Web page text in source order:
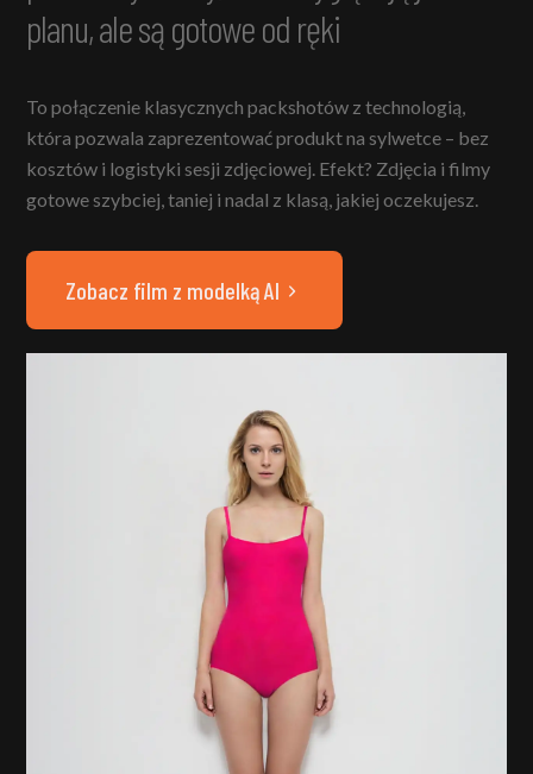
planu, ale są gotowe od ręki
To połączenie klasycznych packshotów z technologią,
która pozwala zaprezentować produkt na sylwetce – bez
kosztów i logistyki sesji zdjęciowej. Efekt? Zdjęcia i filmy
gotowe szybciej, taniej i nadal z klasą, jakiej oczekujesz.
Zobacz film z modelką AI